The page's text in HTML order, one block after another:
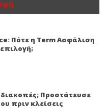
Πότε η Term Ασφάλιση
Προστάτευσε
πριν κλείσεις